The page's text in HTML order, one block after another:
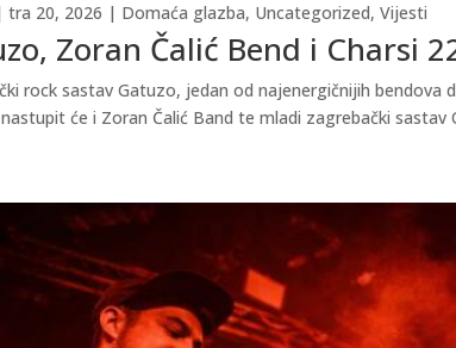
Zoran Čalić Bend i Charsi
tra 20, 2026 | Domaća glazba, Uncategorized,Vijesti
rock sastav Gatuzo, jedan od najenergičnijih
će i Zoran Čalić Band te mladi zagrebački sastav